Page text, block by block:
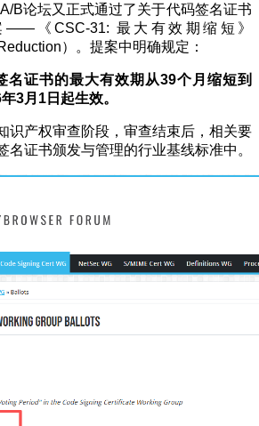
B论坛又正式通过了关于代码签名证书
《CSC-31: 最大有效期缩短》
）。提案中明确规定：
名证书的最大有效期从39个月缩短到
3月1日起生效。
识产权审查阶段，审查结束后，相关要
名证书颁发与管理的行业基线标准中。